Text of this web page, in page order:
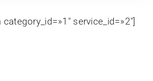
service_id=»2″]